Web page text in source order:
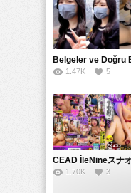
1.47K 5
1.70K 3